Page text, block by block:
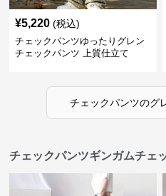
¥5,220 (税込)
チェックパンツゆったりグレン
チェックパンツ 上質仕立て
チェックパンツのグ
チェックパンツギンガムチェ